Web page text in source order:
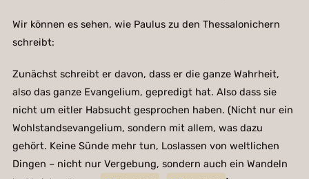
Wir können es sehen, wie Paulus zu den Thessalonichern
schreibt:
Zunächst schreibt er davon, dass er die ganze Wahrheit,
also das ganze Evangelium, gepredigt hat. Also dass sie
nicht um eitler Habsucht gesprochen haben. (Nicht nur ein
Wohlstandsevangelium, sondern mit allem, was dazu
gehört. Keine Sünde mehr tun, Loslassen von weltlichen
Dingen – nicht nur Vergebung, sondern auch ein Wandeln